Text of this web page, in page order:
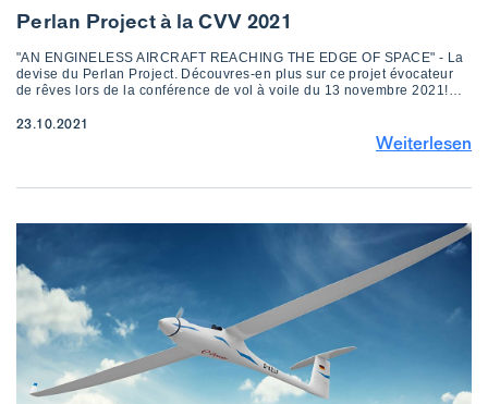
Perlan Project à la CVV 2021
"AN ENGINELESS AIRCRAFT REACHING THE EDGE OF SPACE" - La
devise du Perlan Project. Découvres-en plus sur ce projet évocateur
de rêves lors de la conférence de vol à voile du 13 novembre 2021!…
23.10.2021
Weiterlesen